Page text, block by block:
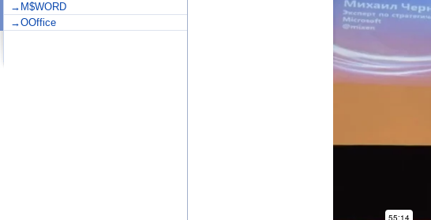
→M$WORD
→OOffice